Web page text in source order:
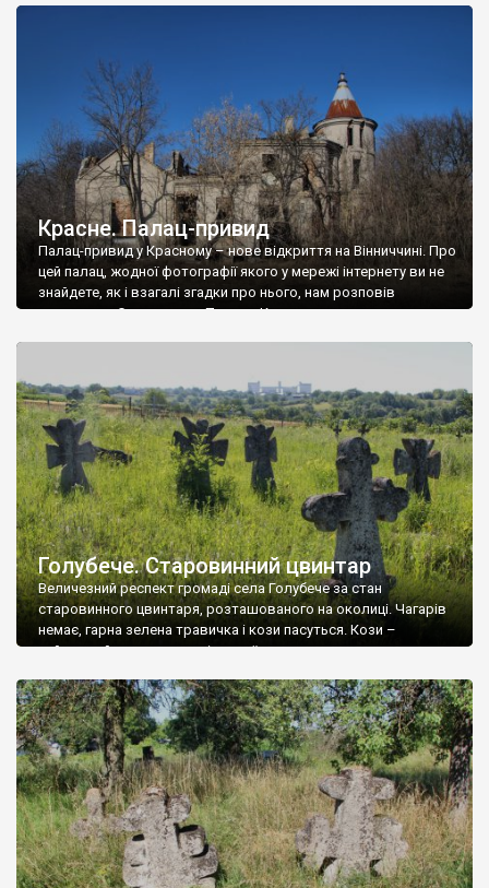
Красне. Палац-привид
Палац-привид у Красному – нове відкриття на Вінниччині. Про
цей палац, жодної фотографії якого у мережі інтернету ви не
знайдете, як і взагалі згадки про нього, нам розповів
мешканець Самгородка. Палац у Красному вразив не лише
Голубече. Старовинний цвинтар
Величезний респект громаді села Голубече за стан
старовинного цвинтаря, розташованого на околиці. Чагарів
немає, гарна зелена травичка і кози пасуться. Кози –
найкращий регулятор шкідливої, для старих кладовищ,
бруньками, кози ті бруньки обгризають, бо то улюблений
делікатес. На цвинтарі у Голубечому ціла колекція
різноманітних форм хрестів. Село відносно невелике, […]